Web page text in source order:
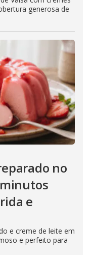
generosa de
no
e
e creme de leite em
e perfeito para